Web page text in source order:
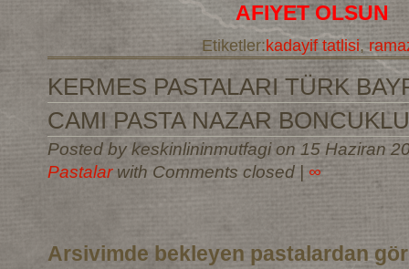
AFIYET OLSUN
Etiketler:kadayif tatlisi,
KERMES PASTALARI TÜRK
CAMI PASTA NAZAR
Posted by keskinlininmutfagi on 15 Haziran
Pastalar with Comments closed| ∞
Arsivimde bekleyen pastalardan